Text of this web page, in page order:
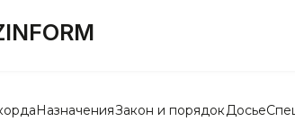
НазначенияЗакон и порядок Досье